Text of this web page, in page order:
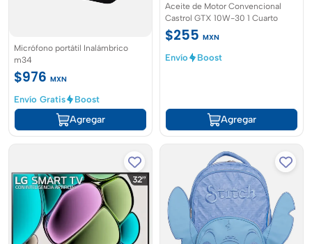
Micrófono portátil Inalámbrico
m34
$976 MXN
Envío Gratis
Boost
Agregar
Aceite de Motor Convencional
Castrol GTX 10W-30 1 Cuarto
$255 MXN
Envío
Boost
Agregar